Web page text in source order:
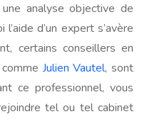
analyse objective de
d’un expert s’avère
certains conseillers en
Julien Vautel, sont
ce professionnel, vous
tel ou tel cabinet